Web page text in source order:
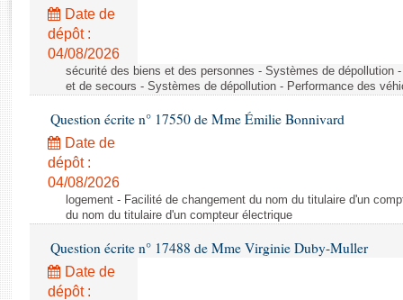
Rapports législatifs
Rapports sur l'application des lois
Baromètre de l’application des lois
Dossiers législatifs
Budget et sécurité sociale
Questions écrites et orales
Comptes rendus des débats
Date de
dépôt :
04/08/2026
sécurité des biens et des personnes - Systèmes de dépollution
et de secours - Systèmes de dépollution - Performance des
Question écrite n° 17550 de Mme Émilie Bonnivard
Date de
dépôt :
04/08/2026
logement - Facilité de changement du nom du titulaire d'un
du nom du titulaire d'un compteur électrique
Question écrite n° 17488 de Mme Virginie Duby-Muller
Date de
dépôt :